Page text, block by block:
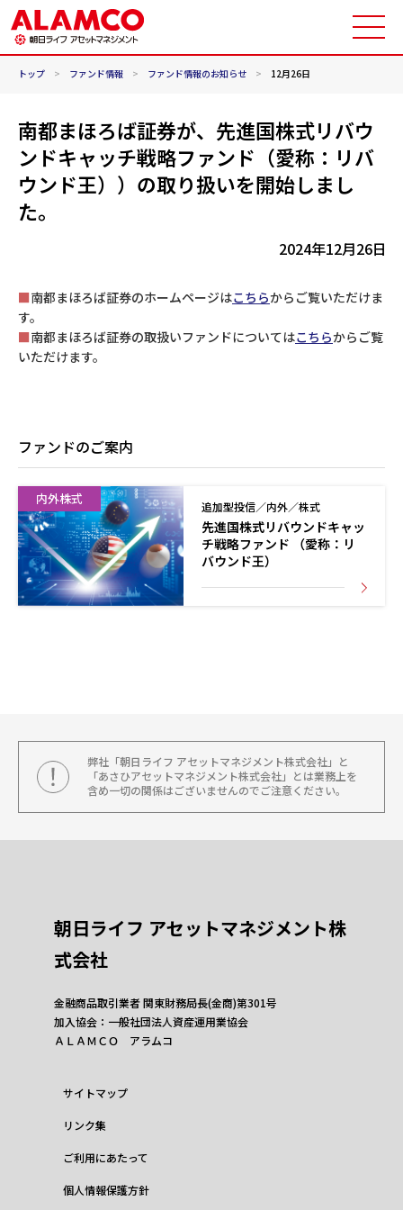
トップ > ファンド情報 > ファンド情報のお知らせ > 12月26日
南都まほろば証券が、先進国株式リバウ
ンドキャッチ戦略ファンド（愛称：リバ
ウンド王））の取り扱いを開始しまし
た。
2024年12月26日
■南都まほろば証券のホームページはこちらからご覧いただけま
す。
■南都まほろば証券の取扱いファンドについてはこちらからご覧
いただけます。
ファンドのご案内
内外株式 追加型投信／内外／株式
先進国株式リバウンドキャッ
チ戦略ファンド （愛称：リ
バウンド王）
弊社「朝日ライフ アセットマネジメント株式会社」と
「あさひアセットマネジメント株式会社」とは業務上を
含め一切の関係はございませんのでご注意ください。
朝日ライフ アセットマネジメント株
式会社
金融商品取引業者 関東財務局長(金商)第301号
加入協会：一般社団法人資産運用業協会
ＡＬＡＭＣＯ アラムコ
サイトマップ
リンク集
ご利用にあたって
個人情報保護方針